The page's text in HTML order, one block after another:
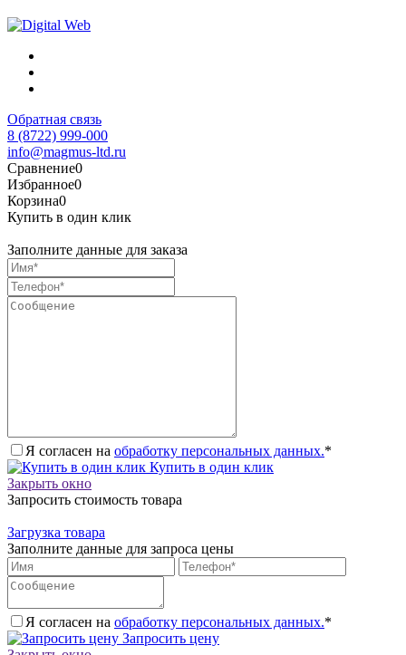
Обратная связь
8 (8722) 999-000
info@magmus-ltd.ru
Сравнение0
Избранное0
Корзина0
Купить в один клик
Заполните данные для заказа
Я согласен на обработку персональных данных.*
Купить в один клик
Закрыть окно
Запросить стоимость товара
Загрузка товара
Заполните данные для запроса цены
Я согласен на обработку персональных данных.*
Запросить цену